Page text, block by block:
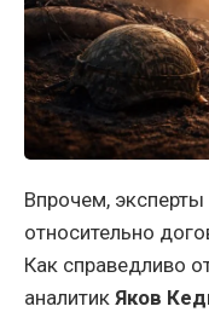
Впрочем,
относительно
Как справедливо
аналитик Яков